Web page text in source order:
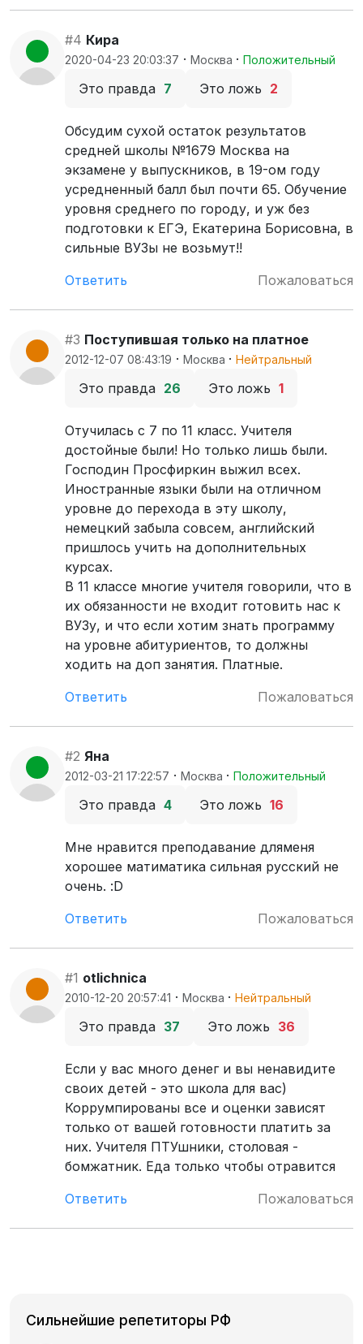
#4 Кира
2020-04-23 20:03:37 · Москва · Положительный
Это правда 7 Это ложь 2
Обсудим сухой остаток результатов
средней школы №1679 Москва на
экзамене у выпускников, в 19-ом году
усредненный балл был почти 65. Обучение
уровня среднего по городу, и уж без
подготовки к ЕГЭ, Екатерина Борисовна, в
сильные ВУЗы не возьмут!!
Ответить
Пожаловаться
#3 Поступившая только на платное
2012-12-07 08:43:19 · Москва · Нейтральный
Это правда 26 Это ложь 1
Отучилась с 7 по 11 класс. Учителя
достойные были! Но только лишь были.
Господин Просфиркин выжил всех.
Иностранные языки были на отличном
уровне до перехода в эту школу,
немецкий забыла совсем, английский
пришлось учить на дополнительных
курсах.
В 11 классе многие учителя говорили, что в
их обязанности не входит готовить нас к
ВУЗу, и что если хотим знать программу
на уровне абитуриентов, то должны
ходить на доп занятия. Платные.
Ответить
Пожаловаться
#2 Яна
2012-03-21 17:22:57 · Москва · Положительный
Это правда 4 Это ложь 16
Мне нравится преподавание дляменя
хорошее матиматика сильная русский не
очень. :D
Ответить
Пожаловаться
#1 otlichnica
2010-12-20 20:57:41 · Москва · Нейтральный
Это правда 37 Это ложь 36
Если у вас много денег и вы ненавидите
своих детей - это школа для вас)
Коррумпированы все и оценки зависят
только от вашей готовности платить за
них. Учителя ПТУшники, столовая -
бомжатник. Еда только чтобы отравится
Ответить
Пожаловаться
Сильнейшие репетиторы РФ